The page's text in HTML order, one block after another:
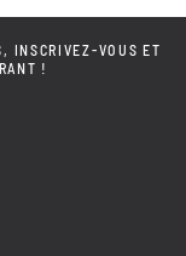
INSCRIVEZ-VOUS ET
!